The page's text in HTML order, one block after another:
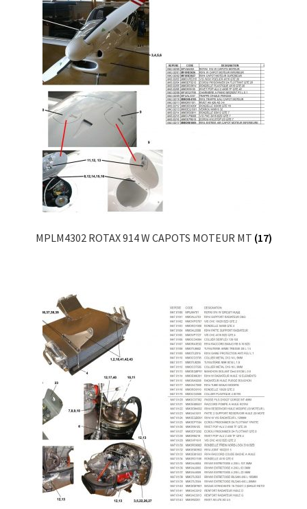
MPLM4302 ROTAX 914 W CAPOTS MOTEUR MT (17)